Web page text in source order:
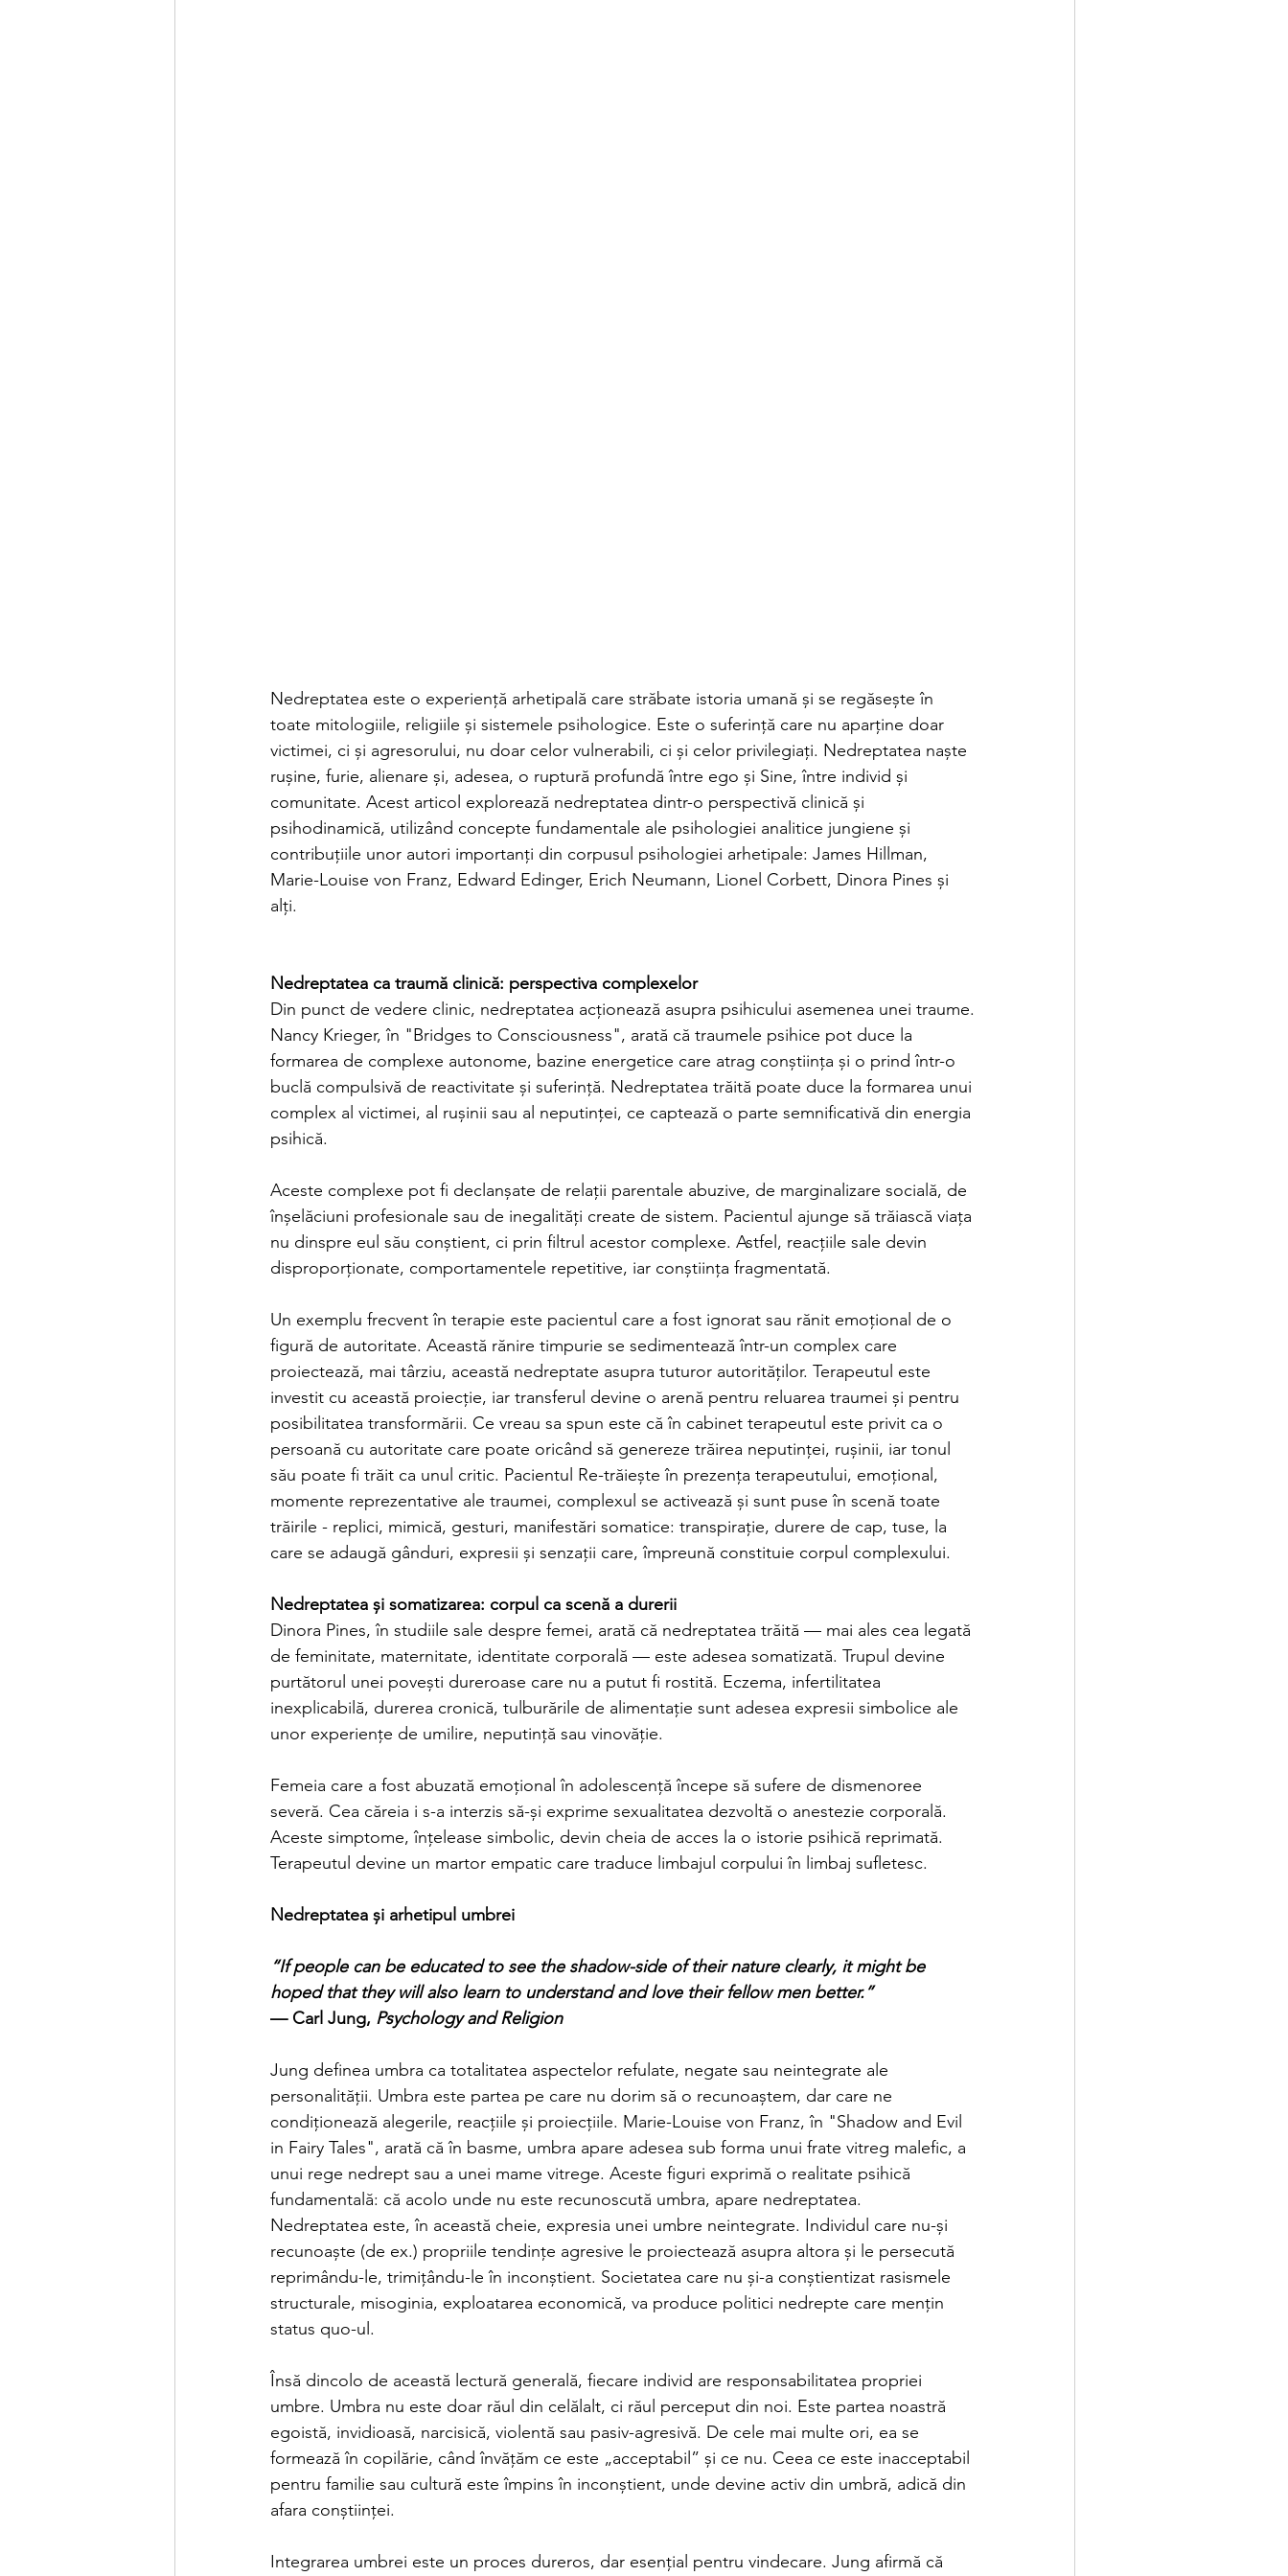
Nedreptatea este o experiență arhetipală care străbate istoria umană și se regăsește în
toate mitologiile, religiile și sistemele psihologice. Este o suferință care nu aparține doar
victimei, ci și agresorului, nu doar celor vulnerabili, ci și celor privilegiați. Nedreptatea naște
rușine, furie, alienare și, adesea, o ruptură profundă între ego și Sine, între individ și
comunitate. Acest articol explorează nedreptatea dintr-o perspectivă clinică și
psihodinamică, utilizând concepte fundamentale ale psihologiei analitice jungiene și
contribuțiile unor autori importanți din corpusul psihologiei arhetipale: James Hillman,
Marie-Louise von Franz, Edward Edinger, Erich Neumann, Lionel Corbett, Dinora Pines și
alți.
Nedreptatea ca traumă clinică: perspectiva complexelor
Din punct de vedere clinic, nedreptatea acționează asupra psihicului asemenea unei traume.
Nancy Krieger, în "Bridges to Consciousness", arată că traumele psihice pot duce la
formarea de complexe autonome, bazine energetice care atrag conștiința și o prind într-o
buclă compulsivă de reactivitate și suferință. Nedreptatea trăită poate duce la formarea unui
complex al victimei, al rușinii sau al neputinței, ce captează o parte semnificativă din energia
psihică.
Aceste complexe pot fi declanșate de relații parentale abuzive, de marginalizare socială, de
înșelăciuni profesionale sau de inegalități create de sistem. Pacientul ajunge să trăiască viața
nu dinspre eul său conștient, ci prin filtrul acestor complexe. Astfel, reacțiile sale devin
disproporționate, comportamentele repetitive, iar conștiința fragmentată.
Un exemplu frecvent în terapie este pacientul care a fost ignorat sau rănit emoțional de o
figură de autoritate. Această rănire timpurie se sedimentează într-un complex care
proiectează, mai târziu, această nedreptate asupra tuturor autorităților. Terapeutul este
investit cu această proiecție, iar transferul devine o arenă pentru reluarea traumei și pentru
posibilitatea transformării. Ce vreau sa spun este că în cabinet terapeutul este privit ca o
persoană cu autoritate care poate oricând să genereze trăirea neputinței, rușinii, iar tonul
său poate fi trăit ca unul critic. Pacientul Re-trăiește în prezența terapeutului, emoțional,
momente reprezentative ale traumei, complexul se activează și sunt puse în scenă toate
trăirile - replici, mimică, gesturi, manifestări somatice: transpirație, durere de cap, tuse, la
care se adaugă gânduri, expresii și senzații care, împreună constituie corpul complexului.
Nedreptatea și somatizarea: corpul ca scenă a durerii
Dinora Pines, în studiile sale despre femei, arată că nedreptatea trăită — mai ales cea legată
de feminitate, maternitate, identitate corporală — este adesea somatizată. Trupul devine
purtătorul unei povești dureroase care nu a putut fi rostită. Eczema, infertilitatea
inexplicabilă, durerea cronică, tulburările de alimentație sunt adesea expresii simbolice ale
unor experiențe de umilire, neputință sau vinovăție.
Femeia care a fost abuzată emoțional în adolescență începe să sufere de dismenoree
severă. Cea căreia i s-a interzis să-și exprime sexualitatea dezvoltă o anestezie corporală.
Aceste simptome, înțelease simbolic, devin cheia de acces la o istorie psihică reprimată.
Terapeutul devine un martor empatic care traduce limbajul corpului în limbaj sufletesc.
Nedreptatea și arhetipul umbrei
“If people can be educated to see the shadow-side of their nature clearly, it might be
hoped that they will also learn to understand and love their fellow men better.”
— Carl Jung, Psychology and Religion
Jung definea umbra ca totalitatea aspectelor refulate, negate sau neintegrate ale
personalității. Umbra este partea pe care nu dorim să o recunoaștem, dar care ne
condiționează alegerile, reacțiile și proiecțiile. Marie-Louise von Franz, în "Shadow and Evil
in Fairy Tales", arată că în basme, umbra apare adesea sub forma unui frate vitreg malefic, a
unui rege nedrept sau a unei mame vitrege. Aceste figuri exprimă o realitate psihică
fundamentală: că acolo unde nu este recunoscută umbra, apare nedreptatea.
Nedreptatea este, în această cheie, expresia unei umbre neintegrate. Individul care nu-și
recunoaște (de ex.) propriile tendințe agresive le proiectează asupra altora și le persecută
reprimându-le, trimițându-le în inconștient. Societatea care nu și-a conștientizat rasismele
structurale, misoginia, exploatarea economică, va produce politici nedrepte care mențin
status quo-ul.
Însă dincolo de această lectură generală, fiecare individ are responsabilitatea propriei
umbre. Umbra nu este doar răul din celălalt, ci răul perceput din noi. Este partea noastră
egoistă, invidioasă, narcisică, violentă sau pasiv-agresivă. De cele mai multe ori, ea se
formează în copilărie, când învățăm ce este „acceptabil” și ce nu. Ceea ce este inacceptabil
pentru familie sau cultură este împins în inconștient, unde devine activ din umbră, adică din
afara conștiinței.
Integrarea umbrei este un proces dureros, dar esențial pentru vindecare. Jung afirmă că